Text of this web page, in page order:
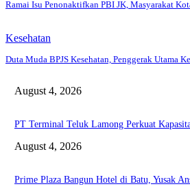
Ramai Isu Penonaktifkan PBI JK, Masyarakat
Kesehatan
Duta Muda BPJS Kesehatan, Penggerak Utama
August 4, 2026
PT Terminal Teluk Lamong Perkuat
August 4, 2026
Prime Plaza Bangun Hotel di Batu, Yusak